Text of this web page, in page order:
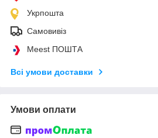
Укрпошта
Самовивіз
Meest ПОШТА
Всі умови доставки
Умови оплати